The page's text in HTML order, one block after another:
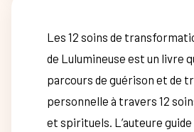
Les 12 soins de
de Lulumineuse est un livre
parcours de guérison et de
personnelle à travers 12
et spirituels. L’auteure